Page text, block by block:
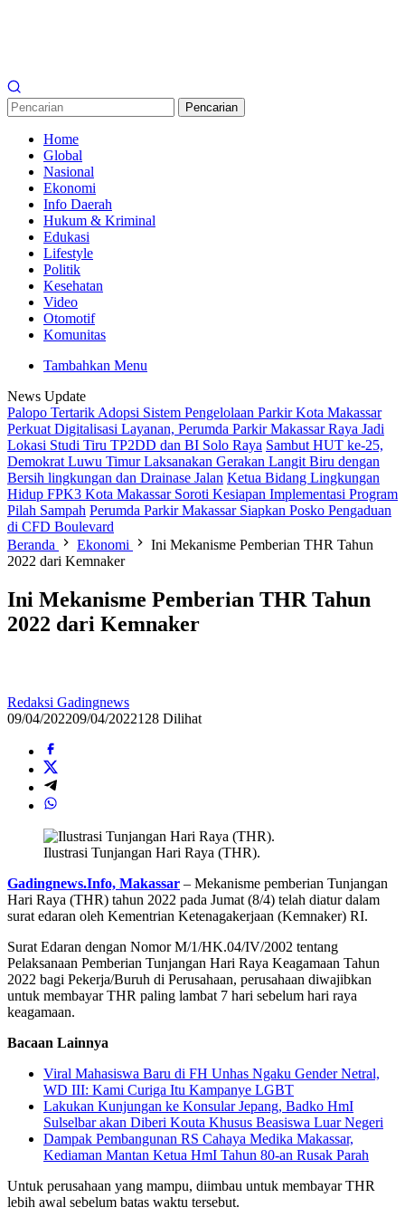
Pencarian
Home
Global
Nasional
Ekonomi
Info Daerah
Hukum & Kriminal
Edukasi
Lifestyle
Politik
Kesehatan
Video
Otomotif
Komunitas
Tambahkan Menu
News Update
Palopo Tertarik Adopsi Sistem Pengelolaan Parkir Kota Makassar
Perkuat Digitalisasi Layanan, Perumda Parkir Makassar Raya Jadi
Lokasi Studi Tiru TP2DD dan BI Solo Raya Sambut HUT ke-25,
Demokrat Luwu Timur Laksanakan Gerakan Langit Biru dengan
Bersih lingkungan dan Drainase Jalan Ketua Bidang Lingkungan
Hidup FPK3 Kota Makassar Soroti Kesiapan Implementasi Program
Pilah Sampah Perumda Parkir Makassar Siapkan Posko Pengaduan
di CFD Boulevard
Beranda
Ekonomi
Ini Mekanisme Pemberian THR Tahun
2022 dari Kemnaker
Ini Mekanisme Pemberian THR Tahun
2022 dari Kemnaker
Redaksi Gadingnews
09/04/202209/04/2022128 Dilihat
Ilustrasi Tunjangan Hari Raya (THR).
Gadingnews.Info, Makassar – Mekanisme pemberian Tunjangan
Hari Raya (THR) tahun 2022 pada Jumat (8/4) telah diatur dalam
surat edaran oleh Kementrian Ketenagakerjaan (Kemnaker) RI.
Surat Edaran dengan Nomor M/1/HK.04/IV/2002 tentang
Pelaksanaan Pemberian Tunjangan Hari Raya Keagamaan Tahun
2022 bagi Pekerja/Buruh di Perusahaan, perusahaan diwajibkan
untuk membayar THR paling lambat 7 hari sebelum hari raya
keagamaan.
Bacaan Lainnya
Viral Mahasiswa Baru di FH Unhas Ngaku Gender Netral,
WD III: Kami Curiga Itu Kampanye LGBT
Lakukan Kunjungan ke Konsular Jepang, Badko HmI
Sulselbar akan Diberi Kouta Khusus Beasiswa Luar Negeri
Dampak Pembangunan RS Cahaya Medika Makassar,
Kediaman Mantan Ketua HmI Tahun 80-an Rusak Parah
Untuk perusahaan yang mampu, diimbau untuk membayar THR
lebih awal sebelum batas waktu tersebut.